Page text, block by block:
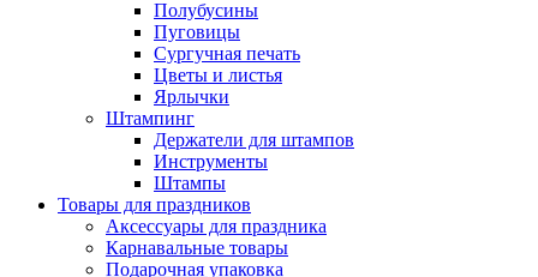
Полубусины
Пуговицы
Сургучная печать
Цветы и листья
Ярлычки
Штампинг
Держатели для штампов
Инструменты
Штампы
Товары для праздников
Аксессуары для праздника
Карнавальные товары
Подарочная упаковка